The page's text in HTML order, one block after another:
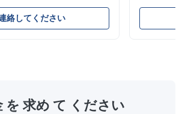
冷凍制御コンポーネントで
媒の流れを正確に制御し、安
エネルギー効率、信頼性の高
絡してください
とエネルギ
ムやコール
を 求め て ください